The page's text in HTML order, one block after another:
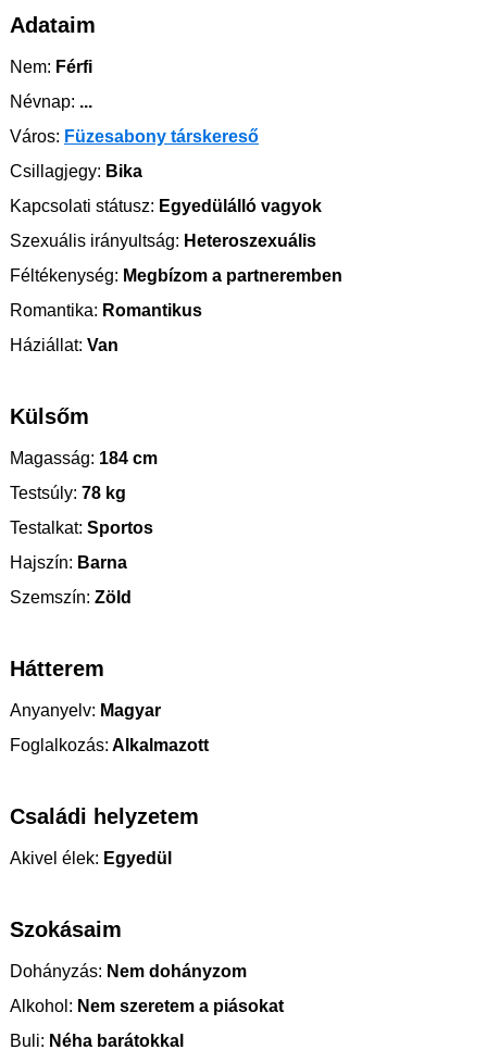
Adataim
Nem: Férfi
Névnap: ...
Város: Füzesabony társkereső
Csillagjegy: Bika
Kapcsolati státusz: Egyedülálló vagyok
Szexuális irányultság: Heteroszexuális
Féltékenység: Megbízom a partneremben
Romantika: Romantikus
Háziállat: Van
Külsőm
Magasság: 184 cm
Testsúly: 78 kg
Testalkat: Sportos
Hajszín: Barna
Szemszín: Zöld
Hátterem
Anyanyelv: Magyar
Foglalkozás: Alkalmazott
Családi helyzetem
Akivel élek: Egyedül
Szokásaim
Dohányzás: Nem dohányzom
Alkohol: Nem szeretem a piásokat
Buli: Néha barátokkal